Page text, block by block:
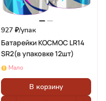
927 ₽/упак
Батарейки КОСМОС LR14
SR2(в упаковке 12шт)
Мало
В корзину